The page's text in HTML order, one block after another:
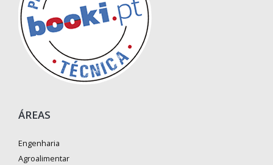
ÁREAS
Engenharia
Agroalimentar